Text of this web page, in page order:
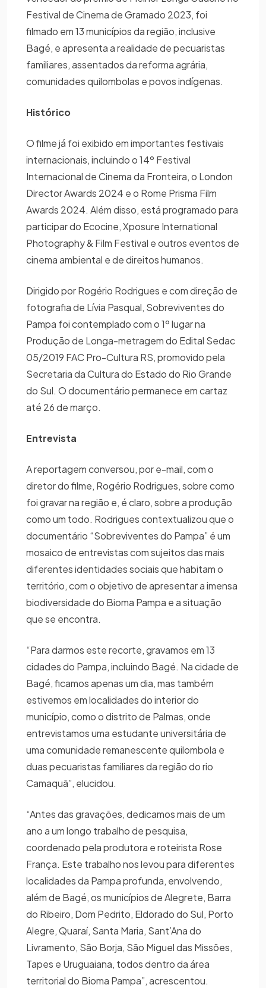
Festival de Cinema de Gramado 2023, foi
filmado em 13 municípios da região, inclusive
Bagé, e apresenta a realidade de pecuaristas
familiares, assentados da reforma agrária,
comunidades quilombolas e povos indígenas.
Histórico
O filme já foi exibido em importantes festivais
internacionais, incluindo o 14º Festival
Internacional de Cinema da Fronteira, o London
Director Awards 2024 e o Rome Prisma Film
Awards 2024. Além disso, está programado para
participar do Ecocine, Xposure International
Photography & Film Festival e outros eventos de
cinema ambiental e de direitos humanos.
Dirigido por Rogério Rodrigues e com direção de
fotografia de Lívia Pasqual, Sobreviventes do
Pampa foi contemplado com o 1º lugar na
Produção de Longa-metragem do Edital Sedac
05/2019 FAC Pro-Cultura RS, promovido pela
Secretaria da Cultura do Estado do Rio Grande
do Sul. O documentário permanece em cartaz
até 26 de março.
Entrevista
A reportagem conversou, por e-mail, com o
diretor do filme, Rogério Rodrigues, sobre como
foi gravar na região e, é claro, sobre a produção
como um todo. Rodrigues contextualizou que o
documentário “Sobreviventes do Pampa” é um
mosaico de entrevistas com sujeitos das mais
diferentes identidades sociais que habitam o
território, com o objetivo de apresentar a imensa
biodiversidade do Bioma Pampa e a situação
que se encontra.
“Para darmos este recorte, gravamos em 13
cidades do Pampa, incluindo Bagé. Na cidade de
Bagé, ficamos apenas um dia, mas também
estivemos em localidades do interior do
município, como o distrito de Palmas, onde
entrevistamos uma estudante universitária de
uma comunidade remanescente quilombola e
duas pecuaristas familiares da região do rio
Camaquã”, elucidou.
“Antes das gravações, dedicamos mais de um
ano a um longo trabalho de pesquisa,
coordenado pela produtora e roteirista Rose
França. Este trabalho nos levou para diferentes
localidades da Pampa profunda, envolvendo,
além de Bagé, os municípios de Alegrete, Barra
do Ribeiro, Dom Pedrito, Eldorado do Sul, Porto
Alegre, Quaraí, Santa Maria, Sant’Ana do
Livramento, São Borja, São Miguel das Missões,
Tapes e Uruguaiana, todos dentro da área
territorial do Bioma Pampa”, acrescentou.